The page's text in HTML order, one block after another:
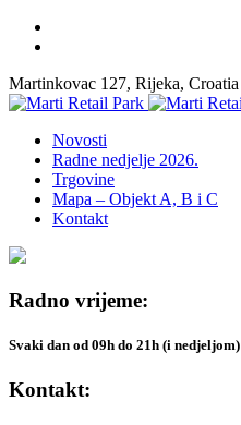
Martinkovac 127, Rijeka, Croatia
Novosti
Radne nedjelje 2026.
Trgovine
Mapa – Objekt A, B i C
Kontakt
Radno vrijeme:
Svaki dan od 09h do 21h (i nedjeljom)
Kontakt: